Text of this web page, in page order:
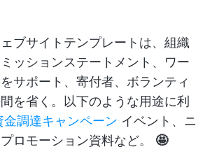
ブサイトテンプレートは、組織
ッションステートメント、ワー
サポート、寄付者、ボランティ
を省く。以下のような用途に利
金調達キャンペーン イベント、ニ
ロモーション資料など。 🤩